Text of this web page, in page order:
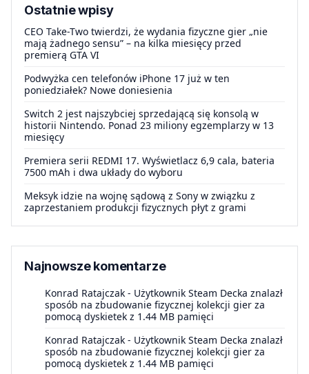
Ostatnie wpisy
CEO Take-Two twierdzi, że wydania fizyczne gier „nie
mają żadnego sensu” – na kilka miesięcy przed
premierą GTA VI
Podwyżka cen telefonów iPhone 17 już w ten
poniedziałek? Nowe doniesienia
Switch 2 jest najszybciej sprzedającą się konsolą w
historii Nintendo. Ponad 23 miliony egzemplarzy w 13
miesięcy
Premiera serii REDMI 17. Wyświetlacz 6,9 cala, bateria
7500 mAh i dwa układy do wyboru
Meksyk idzie na wojnę sądową z Sony w związku z
zaprzestaniem produkcji fizycznych płyt z grami
Najnowsze komentarze
Konrad Ratajczak - Użytkownik Steam Decka znalazł
sposób na zbudowanie fizycznej kolekcji gier za
pomocą dyskietek z 1.44 MB pamięci
Konrad Ratajczak - Użytkownik Steam Decka znalazł
sposób na zbudowanie fizycznej kolekcji gier za
pomocą dyskietek z 1.44 MB pamięci